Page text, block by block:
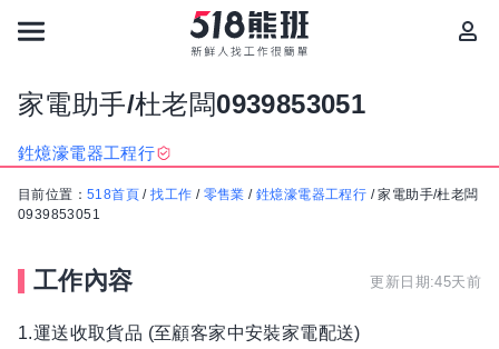
家電助手/杜老闆0939853051
鉎燱濠電器工程行
目前位置： 518首頁 /找工作 / 零售業 /鉎燱濠電器工程行 /家電助手/杜老闆
0939853051
工作內容 更新日期:45天前
1.運送收取貨品 (至顧客家中安裝家電配送)